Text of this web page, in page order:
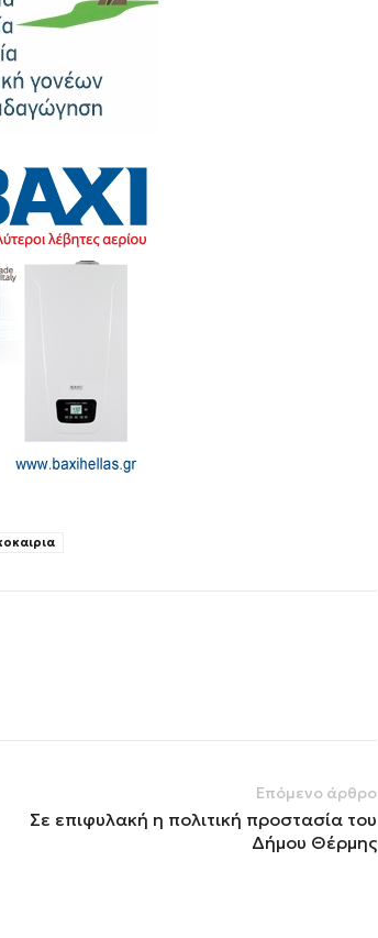
Επόμενο άρθρο
Σε επιφυλακή η πολιτική προστασία του
Δήμου Θέρμης